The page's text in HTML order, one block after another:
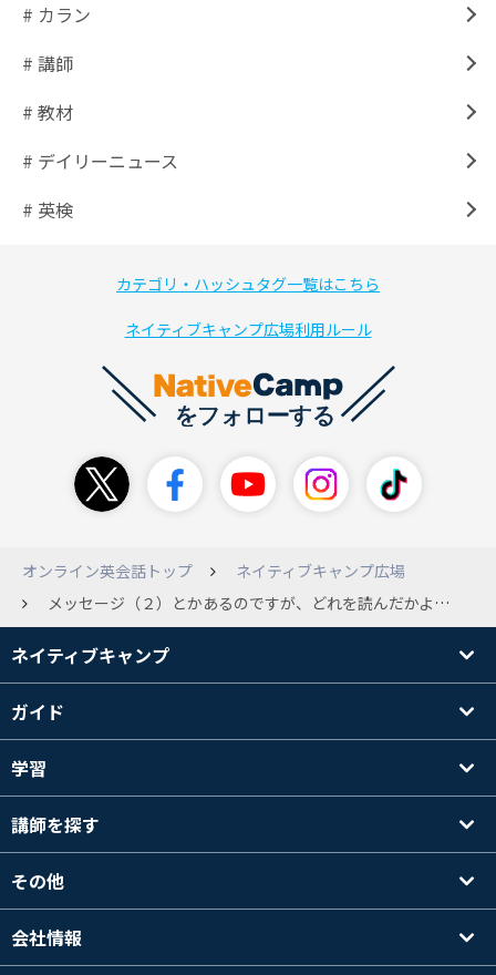
# カラン
# 講師
# 教材
# デイリーニュース
# 英検
カテゴリ・ハッシュタグ一覧はこちら
ネイティブキャンプ広場利用ルール
オンライン英会話トップ
ネイティブキャンプ広場
メッセージ（２）とかあるのですが、どれを読んだかよくわからなくて、一度開けたメッセージは、色が変わるとか、何となくどれを開けたか、わかるほうが便利だなあと思います。一応気が付いたときに最新のものから開けていくのですが、だいぶ前のなのか、既読にならなくて、何となく気になります。まあ、あまり授業とは関係ないのですが（笑）
ネイティブキャンプ
ガイド
学習
講師を探す
その他
会社情報